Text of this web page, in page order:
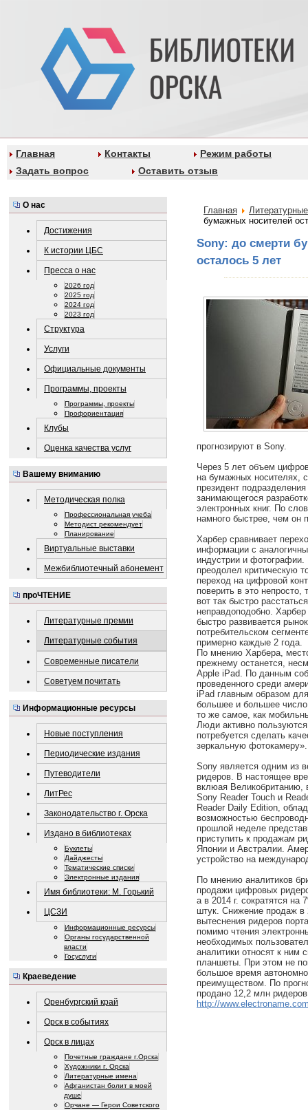
Главная Контакты
Режим работы
Задать вопрос
Оставить отзыв
О нас
Достижения
К истории ЦБС
Пресса о нас
2026 год
2025 год
2024 год
2023 год
Структура
Услуги
Официальные документы
Программы, проекты
Программы, проекты
Профориентация
Клубы
Оценка качества услуг
Вашему вниманию
Методическая полка
Профессиональная учеба
Методист рекомендует
Планирование
Виртуальные выставки
Межбиблиотечный абонемент
проЧТЕНИЕ
Литературные премии
Литературные события
Современные писатели
Советуем почитать
Информационные ресурсы
Новые поступления
Периодические издания
Путеводители
ЛитРес
Законодательство г. Орска
Издано в библиотеках
Буклеты
Дайджесты
Тематические списки
Электронные издания
Имя библиотеки: М. Горький
ЦСЗИ
Информационные ресурсы
Органы государственной
власти
Госуслуги
Краеведение
Оренбургский край
Орск в событиях
Орск в лицах
Почетные граждане г.Орска
Художники г. Орска
Литературные имена
Афганистан болит в моей
душе
Орчане — Герои Советского
Главная
бумажных носителей
Sony: до смерти
осталось 5 лет
прогнозируют в Sony.
Через 5 лет объем
на бумажных носителях,
президент
занимающегося
электронных книг. По
намного быстрее, чем он
Харбер сравнивает
информации с
индустрии и фотографии.
преодолел критическую
переход на цифровой
поверить в это непросто,
вот так быстро
неправдоподобно.
быстро развивается
потребительском
примерно каждые 2 года.
По мнению Харбера,
прежнему останется,
Apple iPad. По данным
проведенного среди
iPad главным образом
большее и большее число
то же самое, как
Люди активно
потребуется сделать
зеркальную фотокамеру».
Sony является одним из
ридеров. В настоящее
вклюая Великобританию,
Sony Reader Touch и
Reader Daily Edition,
возможностью
прошлой неделе
приступить к продажам
Японии и Австралии.
устройство на
По мнению аналитиков
продажи цифровых
а в 2014 г. сократятся на
штук. Снижение продаж в
вытеснения ридеров
помимо чтения
необходимых
аналитики относят к
планшеты. При этом не
большое время
преимуществом. По
продано 12,2 млн
http://